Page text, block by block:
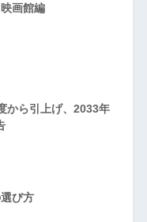
画館編
から引上げ、2033年
び方